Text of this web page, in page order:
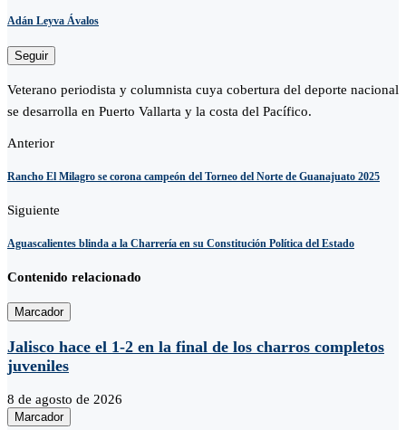
Adán Leyva Ávalos
Seguir
Veterano periodista y columnista cuya cobertura del deporte nacional
se desarrolla en Puerto Vallarta y la costa del Pacífico.
Anterior
Rancho El Milagro se corona campeón del Torneo del Norte de Guanajuato 2025
Siguiente
Aguascalientes blinda a la Charrería en su Constitución Política del Estado
Contenido relacionado
Marcador
Jalisco hace el 1-2 en la final de los charros completos
juveniles
8 de agosto de 2026
Marcador